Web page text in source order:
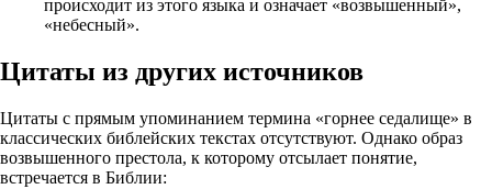
происходит из этого языка и означает «возвышенный»,
«небесный».
Цитаты из других источников
Цитаты с прямым упоминанием термина «горнее седалище» в
классических библейских текстах отсутствуют. Однако образ
возвышенного престола, к которому отсылает понятие,
встречается в Библии: